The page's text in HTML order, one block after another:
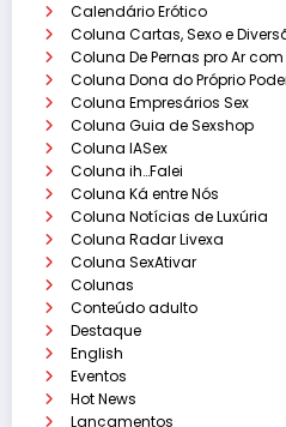
Calendário Erótico
Coluna Cartas, Sexo e
Coluna De Pernas pro Ar
Coluna Dona do Próprio
Coluna Empresários Sex
Coluna Guia de Sexshop
Coluna IASex
Coluna ih…Falei
Coluna Ká entre Nós
Coluna Notícias de Luxúria
Coluna Radar Livexa
Coluna SexAtivar
Colunas
Conteúdo adulto
Destaque
English
Eventos
Hot News
Lançamentos